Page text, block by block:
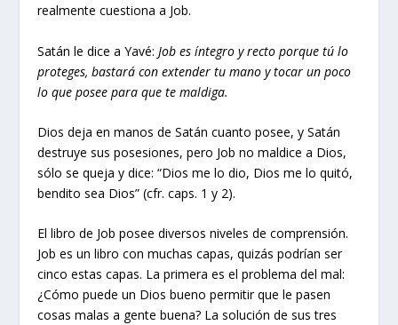
realmente cuestiona a Job.
Satán le dice a Yavé: Job es íntegro y recto porque tú lo
proteges, bastará con extender tu mano y tocar un poco
lo que posee para que te maldiga.
Dios deja en manos de Satán cuanto posee, y Satán
destruye sus posesiones, pero Job no maldice a Dios,
sólo se queja y dice: “Dios me lo dio, Dios me lo quitó,
bendito sea Dios” (cfr. caps. 1 y 2).
El libro de Job posee diversos niveles de comprensión.
Job es un libro con muchas capas, quizás podrían ser
cinco estas capas. La primera es el problema del mal:
¿Cómo puede un Dios bueno permitir que le pasen
cosas malas a gente buena? La solución de sus tres